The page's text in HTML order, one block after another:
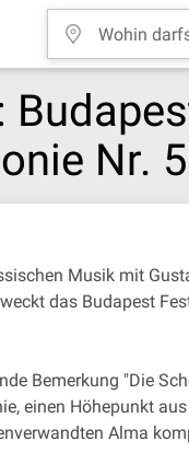
Nr. 5
Musik mit
das Budapest
Bemerkung "Die
einen Höhepunkt
Alma